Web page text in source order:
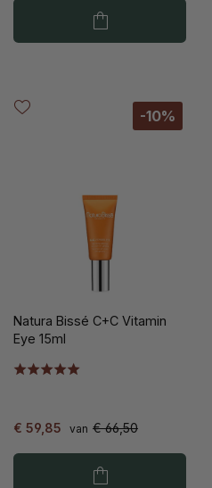
-10%
Natura Bissé C+C Vitamin
Eye 15ml
€ 59,85 van € 66,50